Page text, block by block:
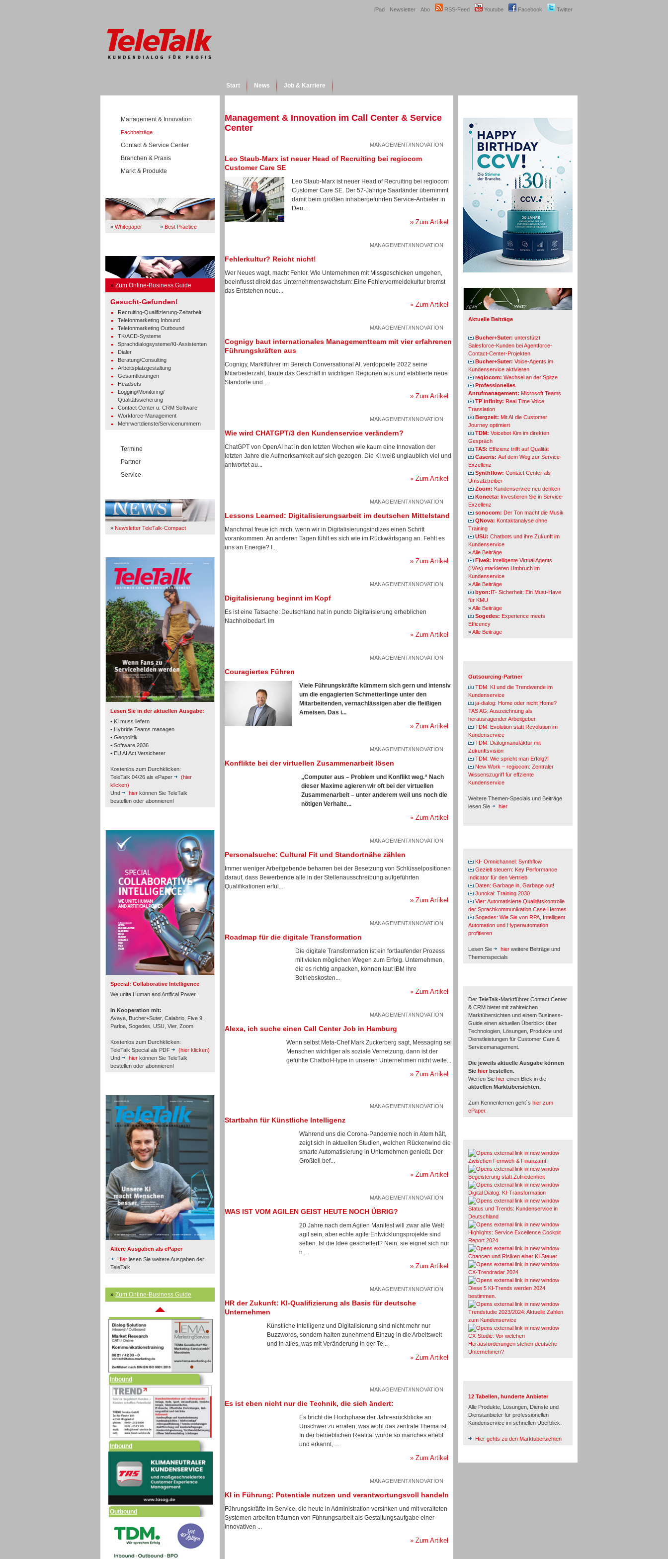
Twitter
Facebook
Youtube
RSS-Feed
Abo
Newsletter
iPad
Start News Job & Karriere
Management & Innovation
Fachbeiträge
Contact & Service Center
Branchen & Praxis
Markt & Produkte
» Whitepaper » Best Practice
» Zum Online-Business Guide
Gesucht-Gefunden!
Recruiting-Qualifizierung-Zeitarbeit
Telefonmarketing Inbound
Telefonmarketing Outbound
TK/ACD-Systeme
Sprachdialogsysteme/KI-Assistenten
Dialer
Beratung/Consulting
Arbeitsplatzgestaltung
Gesamtlösungen
Headsets
Logging/Monitoring/
Qualitätssicherung
Contact Center u. CRM Software
Workforce-Management
Mehrwertdienste/Servicenummern
Termine
Partner
Service
» Newsletter TeleTalk-Compact
Lesen Sie in der aktuellen Ausgabe:
• KI muss liefern
• Hybride Teams managen
• Geopolitik
• Software 2036
• EU AI Act Versicherer
Kostenlos zum Durchklicken:
TeleTalk 04/26 als ePaper
(hier
klicken)
Und
hier können Sie TeleTalk
bestellen oder abonnieren!
Special: Collaborative Intelligence
We unite Human and Artifical Power.
In Kooperation mit:
Avaya, Bucher+Suter, Calabrio, Five 9,
Parloa, Sogedes, USU, Vier, Zoom
Kostenlos zum Durchklicken:
TeleTalk Special als PDF
(hier klicken)
Und
hier können Sie TeleTalk
bestellen oder abonnieren!
Ältere Ausgaben als ePaper
Hier lesen Sie weitere Ausgaben der
TeleTalk.
» Zum Online-Business Guide
TK- und ACD-Systeme
Workforce-Management
Personal
Inbound
Inbound
Inbound
Inbound
Inbound
Management & Innovation im Call Center & Service
Center
MANAGEMENT/INNOVATION
Leo Staub-Marx ist neuer Head of Recruiting bei regiocom
Customer Care SE
Leo Staub-Marx ist neuer Head of Recruiting bei regiocom
Customer Care SE. Der 57-Jährige Saarländer übernimmt
damit beim größten inhabergeführten Service-Anbieter in
Deu...
» Zum Artikel
MANAGEMENT/INNOVATION
Fehlerkultur? Reicht nicht!
Wer Neues wagt, macht Fehler. Wie Unternehmen mit Missgeschicken umgehen,
beeinflusst direkt das Unternehmenswachstum: Eine Fehlervermeidekultur bremst
das Entstehen neue...
» Zum Artikel
MANAGEMENT/INNOVATION
Cognigy baut internationales Managementteam mit vier erfahrenen
Führungskräften aus
Cognigy, Marktführer im Bereich Conversational AI, verdoppelte 2022 seine
Mitarbeiterzahl, baute das Geschäft in wichtigen Regionen aus und etablierte neue
Standorte und ...
» Zum Artikel
MANAGEMENT/INNOVATION
Wie wird CHATGPT/3 den Kundenservice verändern?
ChatGPT von OpenAI hat in den letzten Wochen wie kaum eine Innovation der
letzten Jahre die Aufmerksamkeit auf sich gezogen. Die KI weiß unglaublich viel und
antwortet au...
» Zum Artikel
MANAGEMENT/INNOVATION
Lessons Learned: Digitalisierungsarbeit im deutschen Mittelstand
Manchmal freue ich mich, wenn wir in Digitalisierungsindizes einen Schritt
vorankommen. An anderen Tagen fühlt es sich wie im Rückwärtsgang an. Fehlt es
uns an Energie? I...
» Zum Artikel
MANAGEMENT/INNOVATION
Digitalisierung beginnt im Kopf
Es ist eine Tatsache: Deutschland hat in puncto Digitalisierung erheblichen
Nachholbedarf. Im
» Zum Artikel
MANAGEMENT/INNOVATION
Couragiertes Führen
Viele Führungskräfte kümmern sich gern und intensiv
um die engagierten Schmetterlinge unter den
Mitarbeitenden, vernachlässigen aber die fleißigen
Ameisen. Das i...
» Zum Artikel
MANAGEMENT/INNOVATION
Konflikte bei der virtuellen Zusammenarbeit lösen
„Computer aus – Problem und Konflikt weg.“ Nach
dieser Maxime agieren wir oft bei der virtuellen
Zusammenarbeit – unter anderem weil uns noch die
nötigen Verhalte...
» Zum Artikel
MANAGEMENT/INNOVATION
Personalsuche: Cultural Fit und Standortnähe zählen
Immer weniger Arbeitgebende beharren bei der Besetzung von Schlüsselpositionen
darauf, dass Bewerbende alle in der Stellenausschreibung aufgeführten
Qualifikationen erfül...
» Zum Artikel
MANAGEMENT/INNOVATION
Roadmap für die digitale Transformation
Die digitale Transformation ist ein fortlaufender Prozess
mit vielen möglichen Wegen zum Erfolg. Unternehmen,
die es richtig anpacken, können laut IBM ihre
Betriebskosten...
» Zum Artikel
MANAGEMENT/INNOVATION
Alexa, ich suche einen Call Center Job in Hamburg
Wenn selbst Meta-Chef Mark Zuckerberg sagt, Messaging sei
Menschen wichtiger als soziale Vernetzung, dann ist der
gefühlte Chatbot-Hype in unseren Unternehmen nicht weite...
» Zum Artikel
MANAGEMENT/INNOVATION
Startbahn für Künstliche Intelligenz
Während uns die Corona-Pandemie noch in Atem hält,
zeigt sich in aktuellen Studien, welchen Rückenwind die
smarte Automatisierung in Unternehmen genießt. Der
Großteil bef...
» Zum Artikel
MANAGEMENT/INNOVATION
WAS IST VOM AGILEN GEIST HEUTE NOCH ÜBRIG?
20 Jahre nach dem Agilen Manifest will zwar alle Welt
agil sein, aber echte agile Entwicklungsprojekte sind
selten. Ist die Idee gescheitert? Nein, sie eignet sich nur
n...
» Zum Artikel
MANAGEMENT/INNOVATION
HR der Zukunft: KI-Qualifizierung als Basis für deutsche
Unternehmen
Künstliche Intelligenz und Digitalisierung sind nicht mehr nur
Buzzwords, sondern halten zunehmend Einzug in die Arbeitswelt
und in alles, was mit Veränderung in der Te...
» Zum Artikel
MANAGEMENT/INNOVATION
Es ist eben nicht nur die Technik, die sich ändert:
Es bricht die Hochphase der Jahresrückblicke an.
Unschwer zu erraten, was wohl das zentrale Thema ist.
In der betrieblichen Realität wurde so manches erlebt
und erkannt, ...
» Zum Artikel
MANAGEMENT/INNOVATION
KI in Führung: Potentiale nutzen und verantwortungsvoll handeln
Führungskräfte im Service, die heute in Administration versinken und mit veralteten
Systemen arbeiten träumen von Führungsarbeit als Gestaltungsaufgabe einer
innovativen ...
» Zum Artikel
Aktuelle Beiträge
Bucher+Suter: unterstützt
Salesforce-Kunden bei Agentforce-
Contact-Center-Projekten
Bucher+Suter: Voice-Agents im
Kundenservice aktivieren
regiocom: Wechsel an der Spitze
Professionelles
Anrufmanagement: Microsoft Teams
TP infinity: Real Time Voice
Translation
Bergzeit: Mit AI die Customer
Journey optimiert
TDM: Voicebot Kim im direkten
Gespräch
TAS: Effizienz trifft auf Qualität
Caseris: Auf dem Weg zur Service-
Exzellenz
Synthflow: Contact Center als
Umsatztreiber
Zoom: Kundenservice neu denken
Konecta: Investieren Sie in Service-
Exzellenz
sonocom: Der Ton macht die Musik
QNova: Kontaktanalyse ohne
Training
USU: Chatbots und ihre Zukunft im
Kundenservice
»Alle Beiträge
Five9: Intelligente Virtual Agents
(IVAs) markieren Umbruch im
Kundenservice
»Alle Beiträge
byon:IT- Sicherheit: Ein Must-Have
für KMU
»Alle Beiträge
Sogedes: Experience meets
Efficency
»Alle Beiträge
Outsourcing-Partner
TDM: KI und die Trendwende im
Kundenservice
ja-dialog: Home oder nicht Home?
TAS AG: Auszeichnung als
herausragender Arbeitgeber
TDM: Evolution statt Revolution im
Kundenservice
TDM: Dialogmanufaktur mit
Zukunftsvision
TDM: Wie spricht man Erfolg?!
New Work – regiocom: Zentraler
Wissenszugriff für effziente
Kundenservice
Weitere Themen-Specials und Beiträge
lesen Sie
hier
KI- Omnichannel: Synthflow
Gezielt steuern: Key Performance
Indicator für den Vertrieb
Daten: Garbage in, Garbage out!
Junokai: Training 2030
Vier: Automatisierte Qualitätskontrolle
der Sprachkommunikation Case Hermes
Sogedes: Wie Sie von RPA, Intelligent
Automation und Hyperautomation
profitieren
Lesen Sie hier weitere Beiträge und
Themenspecials
Der TeleTalk-Marktführer Contact Center
& CRM bietet mit zahlreichen
Marktübersichten und einem Business-
Guide einen aktuellen Überblick über
Technologien, Lösungen, Produkte und
Dienstleistungen für Customer Care &
Servicemanagement.
Die jeweils aktuelle Ausgabe können
Sie hier bestellen.
Werfen Sie hier einen Blick in die
aktuellen Marktübersichten.
Zum Kennenlernen geht´s hier zum
ePaper.
Zwischen Fernweh & Finanzamt
Begeisterung statt Zufriedenheit
Digital Dialog: KI-Transformation
Status und Trends: Kundenservice in
Deutschland
Highlights: Service Excellence Cockpit
Report 2024
Chancen und Risiken einer KI Steuer
CX-Trendradar 2024
Diese 5 KI-Trends werden 2024
bestimmen.
Trendstudie 2023/2024: Aktuelle Zahlen
zum Kundenservice
CX-Studie: Vor welchen
Herausforderungen stehen deutsche
Unternehmen?
12 Tabellen, hunderte Anbieter
Alle Produkte, Lösungen, Dienste und
Dienstanbieter für professionellen
Kundenservice im schnellen Überblick.
Hier gehts zu den Marktübersichten